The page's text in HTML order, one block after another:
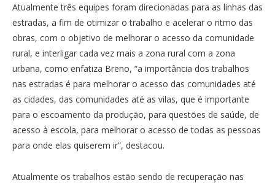
Atualmente três equipes foram direcionadas para as linhas das
estradas, a fim de otimizar o trabalho e acelerar o ritmo das
obras, com o objetivo de melhorar o acesso da comunidade
rural, e interligar cada vez mais a zona rural com a zona
urbana, como enfatiza Breno, “a importância dos trabalhos
nas estradas é para melhorar o acesso das comunidades até
as cidades, das comunidades até as vilas, que é importante
para o escoamento da produção, para questões de saúde, de
acesso à escola, para melhorar o acesso de todas as pessoas
para onde elas quiserem ir”, destacou.
Atualmente os trabalhos estão sendo de recuperação nas